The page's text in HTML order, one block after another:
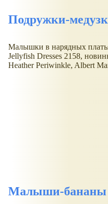
Подружки-
Малышки в нарядных
Jellyfish Dresses 2158,
Heather Periwinkle, Albert
Малыши-бананы